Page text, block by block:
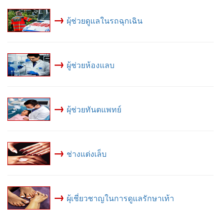
→ ผุ้ช่วยดูแลในรถฉุกเฉิน
→ ผู้ช่วยห้องแลบ
→ ผุ้ช่วยทันตแพทย์
→ ช่างแต่งเล็บ
→ ผุ้เชี่ยวชาญในการดูแลรักษาเท้า